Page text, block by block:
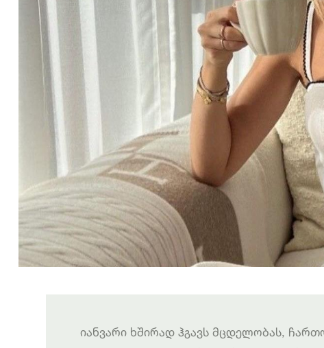
იანვარი ხშირად ჰგავს მცდელობას,